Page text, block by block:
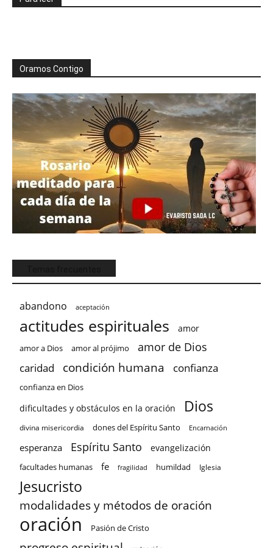
Oramos Contigo
abandono aceptación
actitudes espirituales amor
amor a Dios amor al prójimo amor de Dios
caridad condición humana confianza
confianza en Dios
dificultades y obstáculos en la oración Dios
divina misericordia dones del Espíritu Santo Encarnación
esperanza Espíritu Santo evangelización
facultades humanas fe fragilidad humildad Iglesia
Jesucristo
modalidades y métodos de oración
oración Pasión de Cristo